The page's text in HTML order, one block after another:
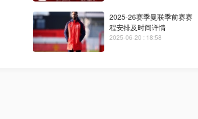
2025-26赛季曼联季前赛赛
程安排及时间详情
2025-06-20 : 18:58